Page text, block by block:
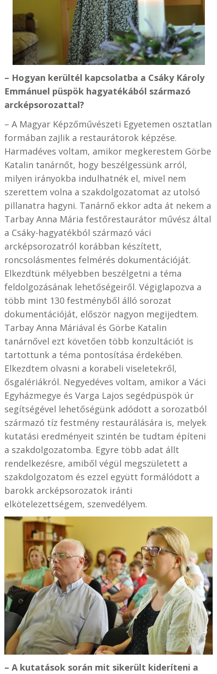
– Hogyan kerültél kapcsolatba a Csáky Károly
Emmánuel püspök hagyatékából származó
arcképsorozattal?
– A Magyar Képzőművészeti Egyetemen osztatlan
formában zajlik a restaurátorok képzése.
Harmadéves voltam, amikor megkerestem Görbe
Katalin tanárnőt, hogy beszélgessünk arról,
milyen irányokba indulhatnék el, mivel nem
szerettem volna a szakdolgozatomat az utolsó
pillanatra hagyni. Tanárnő ekkor adta át nekem a
Tarbay Anna Mária festőrestaurátor művész által
a Csáky-hagyatékból származó váci
arcképsorozatról korábban készített,
roncsolásmentes felmérés dokumentációját.
Elkezdtünk mélyebben beszélgetni a téma
feldolgozásának lehetőségeiről. Végiglapozva a
több mint 130 festményből álló sorozat
dokumentációját, először nagyon megijedtem.
Tarbay Anna Máriával és Görbe Katalin
tanárnővel ezt követően több konzultációt is
tartottunk a téma pontosítása érdekében.
Elkezdtem olvasni a korabeli viseletekről,
ősgalériákról. Negyedéves voltam, amikor a Váci
Egyházmegye és Varga Lajos segédpüspök úr
segítségével lehetőségünk adódott a sorozatból
származó tíz festmény restaurálására is, melyek
kutatási eredményeit szintén be tudtam építeni
a szakdolgozatomba. Egyre több adat állt
rendelkezésre, amiből végül megszületett a
szakdolgozatom és ezzel együtt formálódott a
barokk arcképsorozatok iránti
elkötelezettségem, szenvedélyem.
– A kutatások során mit sikerült kideríteni a